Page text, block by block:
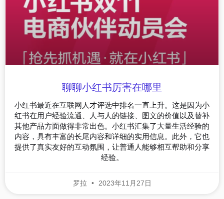
聊聊小红书厉害在哪里
小红书最近在互联网人才评选中排名一直上升。这是因为小
红书在用户经验流通、人与人的链接、图文的价值以及替补
其他产品方面做得非常出色。小红书汇集了大量生活经验的
内容，具有丰富的长尾内容和详细的实用信息。此外，它也
提供了真实友好的互动氛围，让普通人能够相互帮助和分享
经验。
罗拉 2023年11月27日